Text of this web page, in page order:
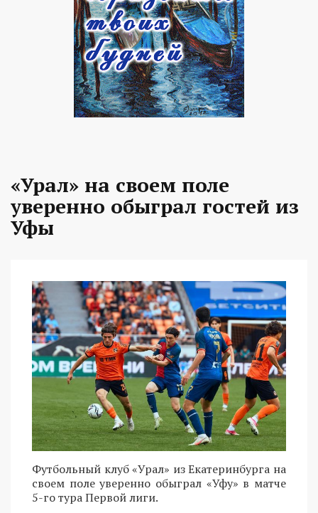
«Урал» на своем поле
уверенно обыграл гостей из
Уфы
Футбольный клуб «Урал» из Екатеринбурга на
своем поле уверенно обыграл «Уфу» в матче
5-го тура Первой лиги.